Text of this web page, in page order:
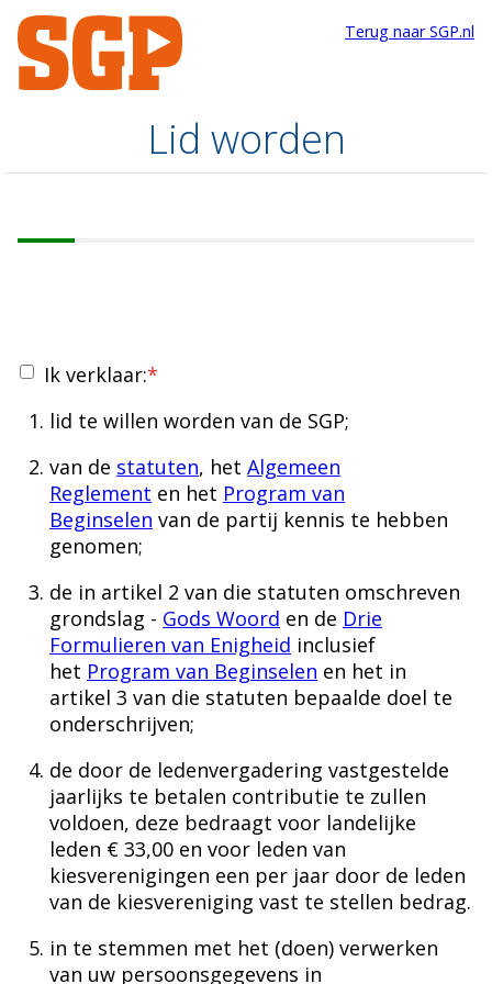
Terug naar SGP.nl
Lid worden
Ik verklaar:*
​lid te willen worden van de SGP;
van de statuten, het Algemeen
Reglement en het Program van
Beginselen van de partij kennis te hebben
genomen;
de in artikel 2 van die statuten omschreven
grondslag - Gods Woord en de Drie
Formulieren van Enigheid inclusief
het Program van Beginselen en het in
artikel 3 van die statuten bepaalde doel te
onderschrijven;
de door de ledenvergadering vastgestelde
jaarlijks te betalen contributie te zullen
voldoen, deze bedraagt voor landelijke
leden € 33,00 en voor leden van
kiesverenigingen een per jaar door de leden
van de kiesvereniging vast te stellen bedrag.
in te stemmen met het (doen) verwerken
van uw persoonsgegevens in